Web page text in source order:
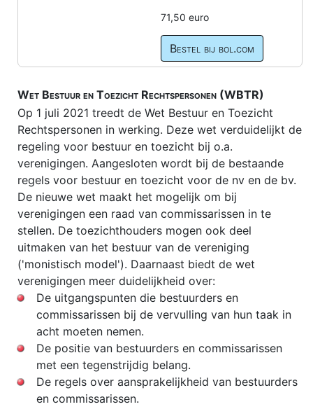
71,50 euro
Bestel bij bol.com
Wet Bestuur en Toezicht Rechtspersonen (WBTR)
Op 1 juli 2021 treedt de Wet Bestuur en Toezicht
Rechtspersonen in werking. Deze wet verduidelijkt de
regeling voor bestuur en toezicht bij o.a.
verenigingen. Aangesloten wordt bij de bestaande
regels voor bestuur en toezicht voor de nv en de bv.
De nieuwe wet maakt het mogelijk om bij
verenigingen een raad van commissarissen in te
stellen. De toezichthouders mogen ook deel
uitmaken van het bestuur van de vereniging
('monistisch model'). Daarnaast biedt de wet
verenigingen meer duidelijkheid over:
De uitgangspunten die bestuurders en
commissarissen bij de vervulling van hun taak in
acht moeten nemen.
De positie van bestuurders en commissarissen
met een tegenstrijdig belang.
De regels over aansprakelijkheid van bestuurders
en commissarissen.